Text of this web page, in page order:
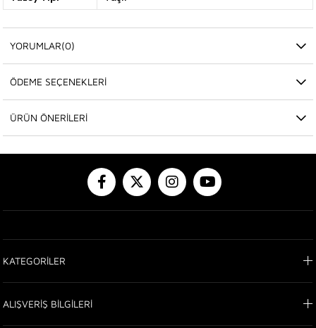
YORUMLAR(0)
ÖDEME SEÇENEKLERI
ÜRÜN ÖNERILERI
KATEGORİLER
ALIŞVERİŞ BİLGİLERİ